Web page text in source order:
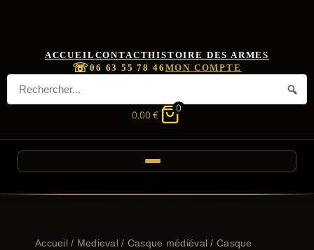
ACCUEIL CONTACTHISTOIRE DES ARMES
☏06 63 55 78 46 MON COMPTE
0,00 €
0
Accueil/ Medieval / Casque médiéval / Casque